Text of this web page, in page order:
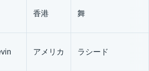
香港 舞
アメリカ ラシード